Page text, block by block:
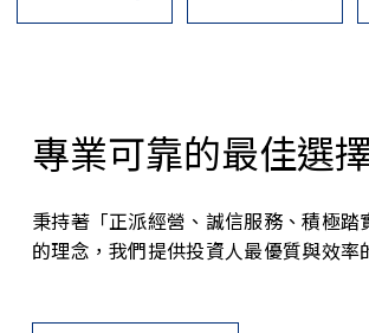
專業可靠的最佳選
秉持著「正派經營、誠信服務、積極踏
的理念，我們提供投資人最優質與效率